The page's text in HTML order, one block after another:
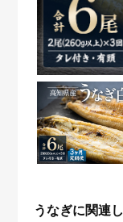
うなぎに関連